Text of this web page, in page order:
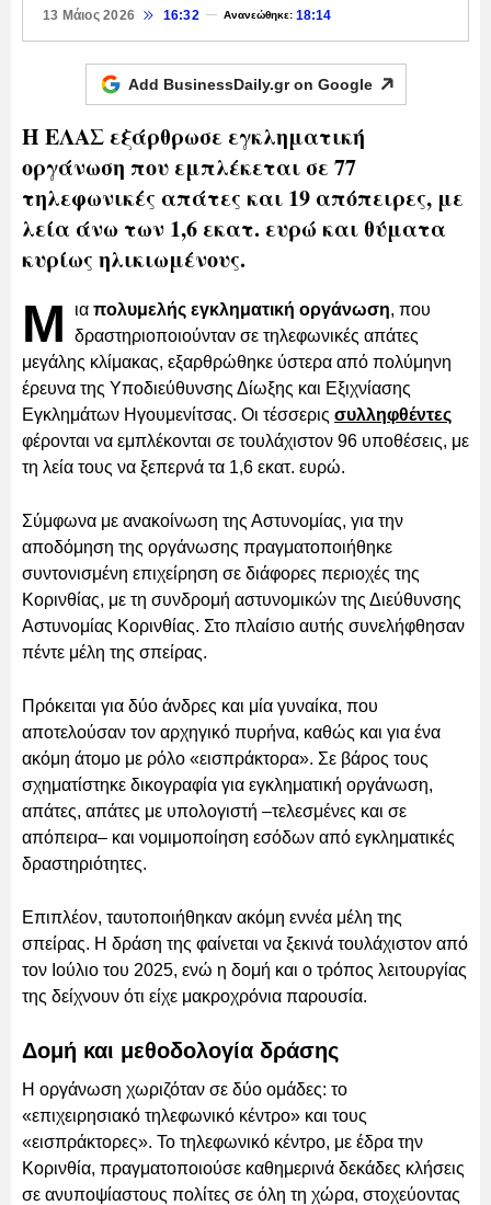
13 Μάιος 2026 16:32 Ανανεώθηκε:18:14
Add BusinessDaily.gr on Google
Η ΕΛΑΣ εξάρθρωσε εγκληματική
οργάνωση που εμπλέκεται σε 77
τηλεφωνικές απάτες και 19 απόπειρες, με
λεία άνω των 1,6 εκατ. ευρώ και θύματα
κυρίως ηλικιωμένους.
Μ ια πολυμελής εγκληματική οργάνωση, που
δραστηριοποιούνταν σε τηλεφωνικές απάτες
μεγάλης κλίμακας, εξαρθρώθηκε ύστερα από πολύμηνη
έρευνα της Υποδιεύθυνσης Δίωξης και Εξιχνίασης
Εγκλημάτων Ηγουμενίτσας. Οι τέσσερις συλληφθέντες
φέρονται να εμπλέκονται σε τουλάχιστον 96 υποθέσεις, με
τη λεία τους να ξεπερνά τα 1,6 εκατ. ευρώ.
Σύμφωνα με ανακοίνωση της Αστυνομίας, για την
αποδόμηση της οργάνωσης πραγματοποιήθηκε
συντονισμένη επιχείρηση σε διάφορες περιοχές της
Κορινθίας, με τη συνδρομή αστυνομικών της Διεύθυνσης
Αστυνομίας Κορινθίας. Στο πλαίσιο αυτής συνελήφθησαν
πέντε μέλη της σπείρας.
Πρόκειται για δύο άνδρες και μία γυναίκα, που
αποτελούσαν τον αρχηγικό πυρήνα, καθώς και για ένα
ακόμη άτομο με ρόλο «εισπράκτορα». Σε βάρος τους
σχηματίστηκε δικογραφία για εγκληματική οργάνωση,
απάτες, απάτες με υπολογιστή –τελεσμένες και σε
απόπειρα– και νομιμοποίηση εσόδων από εγκληματικές
δραστηριότητες.
Επιπλέον, ταυτοποιήθηκαν ακόμη εννέα μέλη της
σπείρας. Η δράση της φαίνεται να ξεκινά τουλάχιστον από
τον Ιούλιο του 2025, ενώ η δομή και ο τρόπος λειτουργίας
της δείχνουν ότι είχε μακροχρόνια παρουσία.
Δομή και μεθοδολογία δράσης
Η οργάνωση χωριζόταν σε δύο ομάδες: το
«επιχειρησιακό τηλεφωνικό κέντρο» και τους
«εισπράκτορες». Το τηλεφωνικό κέντρο, με έδρα την
Κορινθία, πραγματοποιούσε καθημερινά δεκάδες κλήσεις
σε ανυποψίαστους πολίτες σε όλη τη χώρα, στοχεύοντας